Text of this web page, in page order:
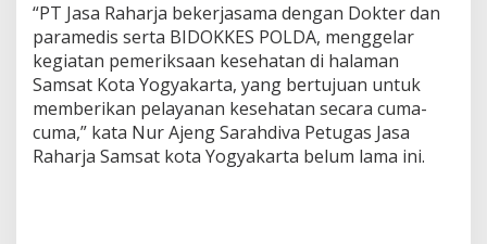
“PT Jasa Raharja bekerjasama dengan Dokter dan
paramedis serta BIDOKKES POLDA, menggelar
kegiatan pemeriksaan kesehatan di halaman
Samsat Kota Yogyakarta, yang bertujuan untuk
memberikan pelayanan kesehatan secara cuma-
cuma,” kata Nur Ajeng Sarahdiva Petugas Jasa
Raharja Samsat kota Yogyakarta belum lama ini.